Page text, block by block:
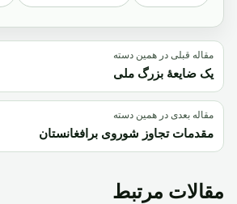
مقاله قبلی در همین دسته
یک ضایعۀ بزرگ ملی
مقاله بعدی در همین دسته
مقدمات تجاوز شوروی برافغانستان
مقالات مرتبط